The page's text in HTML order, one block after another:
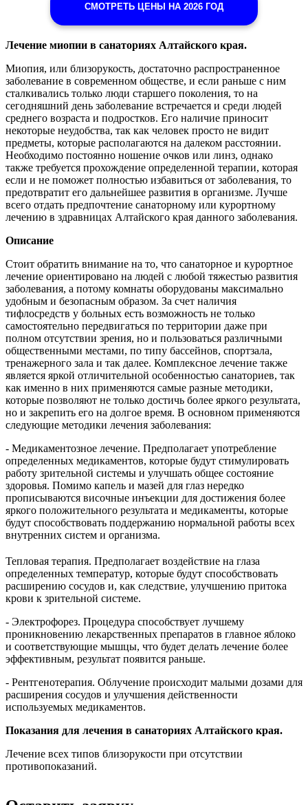
СМОТРЕТЬ ЦЕНЫ НА 2026 ГОД
Лечение миопии в санаториях Алтайского края.
Миопия, или близорукость, достаточно распространенное
заболевание в современном обществе, и если раньше с ним
сталкивались только люди старшего поколения, то на
сегодняшний день заболевание встречается и среди людей
среднего возраста и подростков. Его наличие приносит
некоторые неудобства, так как человек просто не видит
предметы, которые располагаются на далеком расстоянии.
Необходимо постоянно ношение очков или линз, однако
также требуется прохождение определенной терапии, которая
если и не поможет полностью избавиться от заболевания, то
предотвратит его дальнейшее развития в организме. Лучше
всего отдать предпочтение санаторному или курортному
лечению в здравницах Алтайского края данного заболевания.
Описание
Стоит обратить внимание на то, что санаторное и курортное
лечение ориентировано на людей с любой тяжестью развития
заболевания, а потому комнаты оборудованы максимально
удобным и безопасным образом. За счет наличия
тифлосредств у больных есть возможность не только
самостоятельно передвигаться по территории даже при
полном отсутствии зрения, но и пользоваться различными
общественными местами, по типу бассейнов, спортзала,
тренажерного зала и так далее. Комплексное лечение также
является яркой отличительной особенностью санаториев, так
как именно в них применяются самые разные методики,
которые позволяют не только достичь более яркого результата,
но и закрепить его на долгое время. В основном применяются
следующие методики лечения заболевания:
- Медикаментозное лечение. Предполагает употребление
определенных медикаментов, которые будут стимулировать
работу зрительной системы и улучшать общее состояние
здоровья. Помимо капель и мазей для глаз нередко
прописываются височные инъекции для достижения более
яркого положительного результата и медикаменты, которые
будут способствовать поддержанию нормальной работы всех
внутренних систем и организма.
Тепловая терапия. Предполагает воздействие на глаза
определенных температур, которые будут способствовать
расширению сосудов и, как следствие, улучшению притока
крови к зрительной системе.
- Электрофорез. Процедура способствует лучшему
проникновению лекарственных препаратов в главное яблоко
и соответствующие мышцы, что будет делать лечение более
эффективным, результат появится раньше.
- Рентгенотерапия. Облучение происходит малыми дозами для
расширения сосудов и улучшения действенности
используемых медикаментов.
Показания для лечения в санаториях Алтайского края.
Лечение всех типов близорукости при отсутствии
противопоказаний.